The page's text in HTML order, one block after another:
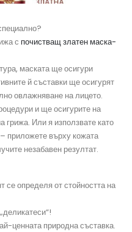
с почистващ златен маска-
маската ще осигури
й съставки ще осигурят
овлажняване на лицето.
и ще осигурите на
грижа. Или я използвате като
приложете върху кожата
незабавен резултат.
се определя от стойността на
ценната природна съставка.